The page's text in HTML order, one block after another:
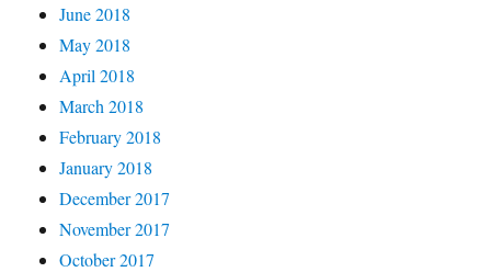
June 2018
May 2018
April 2018
March 2018
February 2018
January 2018
December 2017
November 2017
October 2017